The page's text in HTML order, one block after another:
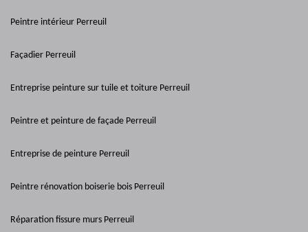
Peintre intérieur Perreuil
Façadier Perreuil
Entreprise peinture sur tuile et toiture Perreuil
Peintre et peinture de façade Perreuil
Entreprise de peinture Perreuil
Peintre rénovation boiserie bois Perreuil
Réparation fissure murs Perreuil